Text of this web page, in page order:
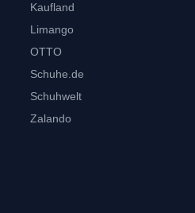
Kaufland
Limango
OTTO
Schuhe.de
Schuhwelt
Zalando